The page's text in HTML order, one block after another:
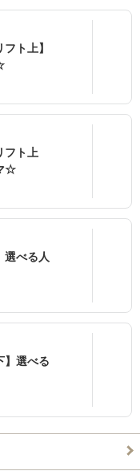
ト上】
フト上
☆
選べる人
】選べる